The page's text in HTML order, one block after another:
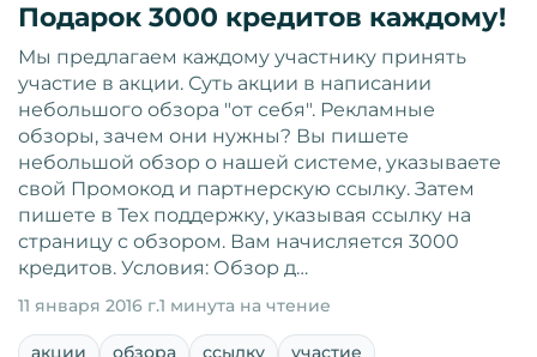
Подарок 3000 кредитов каждому!
Мы предлагаем каждому участнику принять
участие в акции. Суть акции в написании
небольшого обзора "от себя". Рекламные
обзоры, зачем они нужны? Вы пишете
небольшой обзор о нашей системе, указываете
свой Промокод и партнерскую ссылку. Затем
пишете в Тех поддержку, указывая ссылку на
страницу с обзором. Вам начисляется 3000
кредитов. Условия: Обзор д…
11 января 2016 г.1 минута на чтение
акции обзора ссылку участие